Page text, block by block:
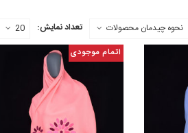
نحوه چیدمان محصولات تعداد نمایش: 20
اتمام موجودی